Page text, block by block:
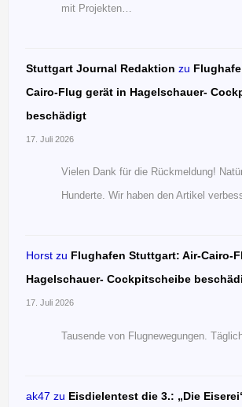
mit Projekten…
Stuttgart Journal Redaktion zu
Cairo-Flug gerät in Hagelschauer-
beschädigt
17. Juli 2026
Vielen Dank für die Rückmeldung!
Hunderte. Wir haben den Artikel
Horst zu Flughafen Stuttgart: Air-Cairo-
Hagelschauer- Cockpitscheibe
17. Juli 2026
Tausende von Flugnewegungen.
ak47 zu Eisdielentest die 3.: „Die